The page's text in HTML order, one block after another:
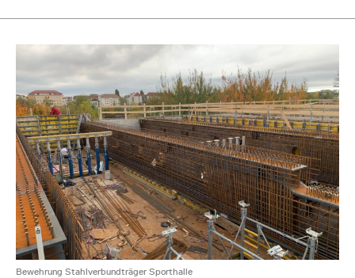
Bewehrung Stahlverbundträger Sporthalle